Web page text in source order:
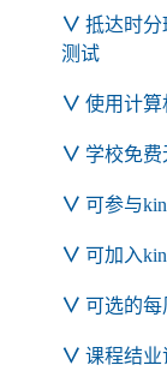
∨ 抵达时分
测试
∨ 使用计算
∨ 学校免
∨ 可参与
∨ 可加入
∨ 可选的每
∨ 课程结业